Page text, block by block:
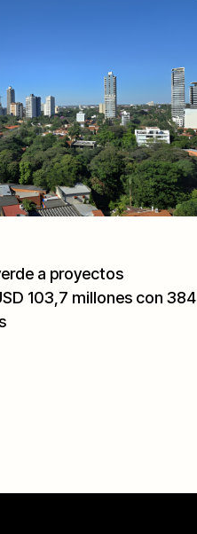
a proyectos
103,7 millones con 384